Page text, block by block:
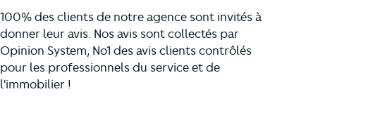
100% des clients de notre agence sont invités à
donner leur avis. Nos avis sont collectés par
Opinion System, No1 des avis clients contrôlés
pour les professionnels du service et de
l'immobilier !